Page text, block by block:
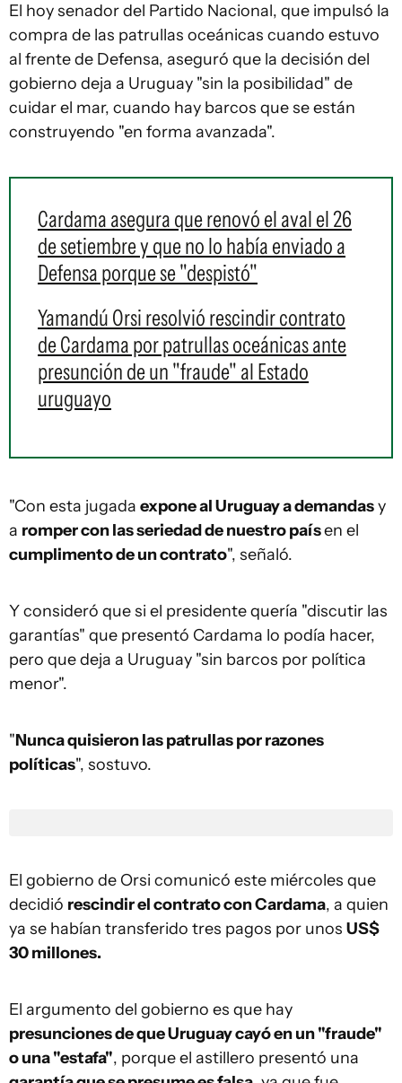
El hoy senador del Partido Nacional, que impulsó la
compra de las patrullas oceánicas cuando estuvo
al frente de Defensa, aseguró que la decisión del
gobierno deja a Uruguay "sin la posibilidad" de
cuidar el mar, cuando hay barcos que se están
construyendo "en forma avanzada".
Cardama asegura que renovó el aval el 26
de setiembre y que no lo había enviado a
Defensa porque se "despistó"
Yamandú Orsi resolvió rescindir contrato
de Cardama por patrullas oceánicas ante
presunción de un "fraude" al Estado
uruguayo
"Con esta jugada expone al Uruguay a demandasy
a romper con las seriedad de nuestro paísen el
cumplimento de un contrato", señaló.
Y consideró que si el presidente quería "discutir las
garantías" que presentó Cardama lo podía hacer,
pero que deja a Uruguay "sin barcos por política
menor".
"Nunca quisieron las patrullas por razones
políticas", sostuvo.
El gobierno de Orsi comunicó este miércoles que
decidió rescindir el contrato con Cardama, a quien
ya se habían transferido tres pagos por unos US$
30 millones.
El argumento del gobierno es que hay
presunciones de que Uruguay cayó en un "fraude"
o una "estafa", porque el astillero presentó una